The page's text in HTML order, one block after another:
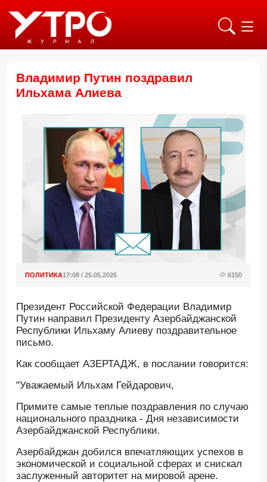
Владимир Путин поздравил
Ильхама Алиева
ПОЛИТИКА17:08 / 25.05.2026 6150
Президент Российской Федерации Владимир
Путин направил Президенту Азербайджанской
Республики Ильхаму Алиеву поздравительное
письмо.
Как сообщает АЗЕРТАДЖ, в послании говорится:
"Уважаемый Ильхам Гейдарович,
Примите самые теплые поздравления по случаю
национального праздника - Дня независимости
Азербайджанской Республики.
Азербайджан добился впечатляющих успехов в
экономической и социальной сферах и снискал
заслуженный авторитет на мировой арене.